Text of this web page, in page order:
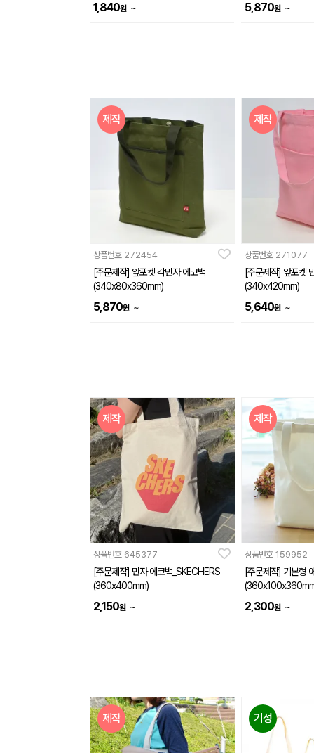
1,840원 ~ 5,870원 ~
제작
상품번호 272454
[주문제작] 앞포켓 각민자 에코백
(340x80x360mm)
5,870원 ~
제작
상품번호 271077
[주문제작] 앞포켓
(340x420mm)
5,640원 ~
제작
상품번호 645377
[주문제작] 민자 에코백_SKECHERS
(360x400mm)
2,150원 ~
제작
상품번호 159952
[주문제작] 기본형
2,300원 ~
제작 기성